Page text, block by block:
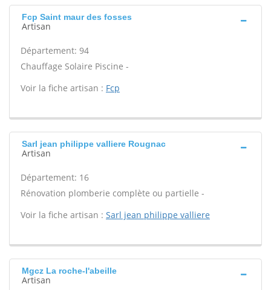
Fcp Saint maur des fosses
Artisan
Département: 94
Chauffage Solaire Piscine -
Voir la fiche artisan : Fcp
Sarl jean philippe valliere Rougnac
Artisan
Département: 16
Rénovation plomberie complète ou partielle -
Voir la fiche artisan : Sarl jean philippe valliere
Mgcz La roche-l'abeille
Artisan